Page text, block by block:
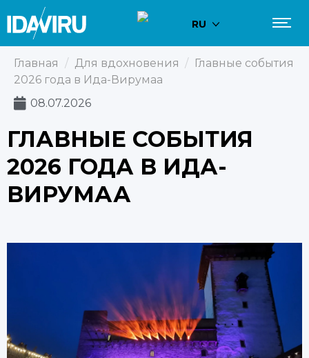
RU
Главная / Для вдохновения / Главные события
2026 года в Ида-Вирумаа
08.07.2026
ГЛАВНЫЕ СОБЫТИЯ
2026 ГОДА В ИДА-
ВИРУМАА